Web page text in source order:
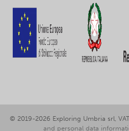
© 2019-2026 Exploring Umbria srl,
and personal data